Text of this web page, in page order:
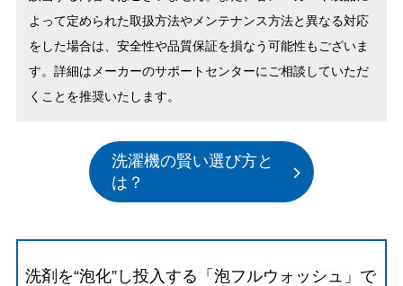
よって定められた取扱方法やメンテナンス方法と異なる対応
をした場合は、安全性や品質保証を損なう可能性もございま
す。詳細はメーカーのサポートセンターにご相談していただ
くことを推奨いたします。
洗濯機の賢い選び方と
は？
洗剤を“泡化”し投入する「泡フルウォッシュ」で